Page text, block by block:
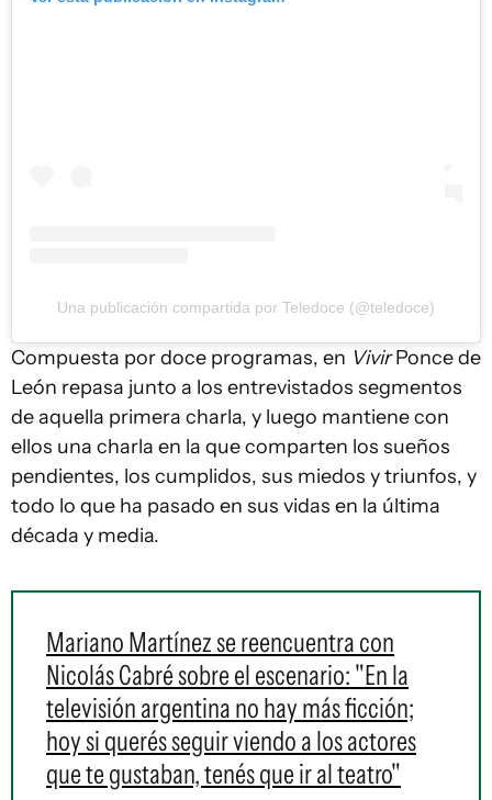
Una publicación compartida por Teledoce (@teledoce)
Compuesta por doce programas, en VivirPonce de
León repasa junto a los entrevistados segmentos
de aquella primera charla, y luego mantiene con
ellos una charla en la que comparten los sueños
pendientes, los cumplidos, sus miedos y triunfos, y
todo lo que ha pasado en sus vidas en la última
década y media.
Mariano Martínez se reencuentra con
Nicolás Cabré sobre el escenario: "En la
televisión argentina no hay más ficción;
hoy si querés seguir viendo a los actores
que te gustaban, tenés que ir al teatro"